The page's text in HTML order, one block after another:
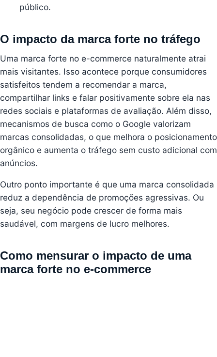
público.
O impacto da marca forte no tráfego
Uma marca forte no e-commerce naturalmente atrai
mais visitantes. Isso acontece porque consumidores
satisfeitos tendem a recomendar a marca,
compartilhar links e falar positivamente sobre ela nas
redes sociais e plataformas de avaliação. Além disso,
mecanismos de busca como o Google valorizam
marcas consolidadas, o que melhora o posicionamento
orgânico e aumenta o tráfego sem custo adicional com
anúncios.
Outro ponto importante é que uma marca consolidada
reduz a dependência de promoções agressivas. Ou
seja, seu negócio pode crescer de forma mais
saudável, com margens de lucro melhores.
Como mensurar o impacto de uma
marca forte no e-commerce